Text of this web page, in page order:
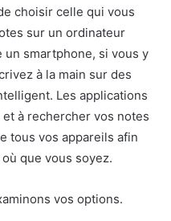
choisir celle qui vous
sur un ordinateur
smartphone, si vous y
à la main sur des
Les applications
à rechercher vos notes
tous vos appareils afin
que vous soyez.
vos options.